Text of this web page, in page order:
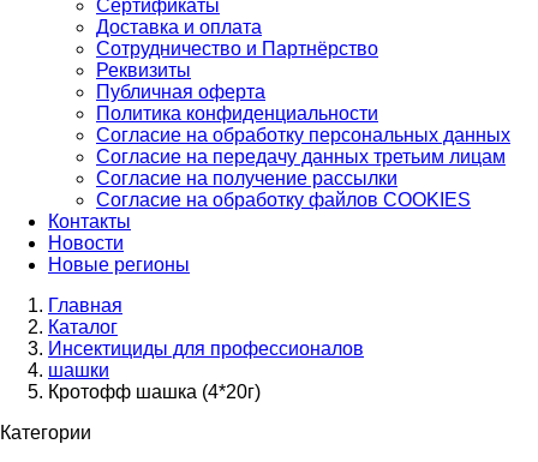
Сертификаты
Доставка и оплата
Сотрудничество и Партнёрство
Реквизиты
Публичная оферта
Политика конфиденциальности
Согласие на обработку персональных данных
Согласие на передачу данных третьим лицам
Согласие на получение рассылки
Согласие на обработку файлов COOKIES
Контакты
Новости
Новые регионы
Главная
Каталог
Инсектициды для профессионалов
шашки
Кротофф шашка (4*20г)
Категории